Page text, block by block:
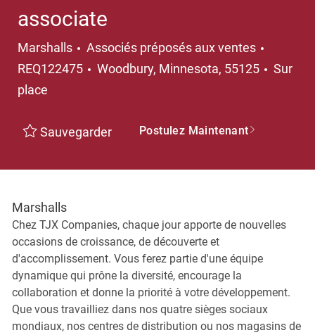
associate
Marshalls Catégorie
Associés préposés aux ventes
REQ122475
Emplacement
Woodbury, Minnesota, 55125
Sur
place
Sauvegarder Postulez Maintenant
Marshalls
Chez TJX Companies, chaque jour apporte de nouvelles
occasions de croissance, de découverte et
d'accomplissement. Vous ferez partie d'une équipe
dynamique qui prône la diversité, encourage la
collaboration et donne la priorité à votre développement.
Que vous travailliez dans nos quatre sièges sociaux
mondiaux, nos centres de distribution ou nos magasins de